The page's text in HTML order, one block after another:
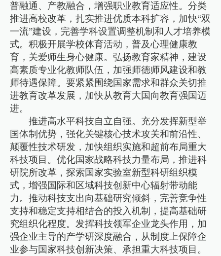
普融通、产教融合，增强职业教育适应性。分类
推进高校改革，扎实推进优质本科扩容，加快“双
一流”建设，完善学科设置调整机制和人才培养模
式。积极开展学校体育活动，普及心理健康教
育，关爱师生身心健康。弘扬教育家精神，建设
高素质专业化教师队伍，加强师德师风建设和教
师待遇保障。要紧紧围绕国家需求和群众关切推
进教育改革发展，加快从教育大国向教育强国迈
进。
推进高水平科技自立自强。充分发挥新型举
国体制优势，强化关键核心技术攻关和前沿性、
颠覆性技术研发，加快组织实施和超前布局重大
科技项目。优化国家战略科技力量布局，推进科
研院所改革，探索国家实验室新型科研组织模
式，增强国际和区域科技创新中心辐射带动能
力。推动科技支出向基础研究倾斜，完善竞争性
支持和稳定支持相结合的投入机制，提高基础研
究组织化程度。发挥科技领军企业龙头作用，加
强企业主导的产学研深度融合，从制度上保障企
业参与国家科技创新决策、承担重大科技项目。